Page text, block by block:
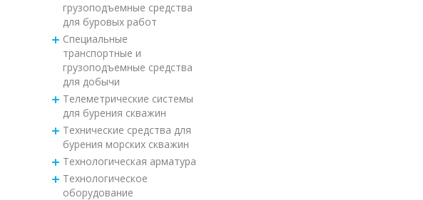
грузоподъемные средства
для буровых работ
Специальные
транспортные и
грузоподъемные средства
для добычи
Телеметрические системы
для бурения скважин
Технические средства для
бурения морских скважин
Технологическая арматура
Технологическое
оборудование